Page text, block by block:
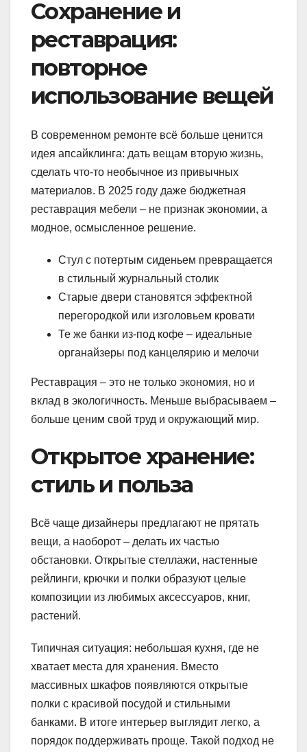
Сохранение и
реставрация:
повторное
использование вещей
В современном ремонте всё больше ценится
идея апсайклинга: дать вещам вторую жизнь,
сделать что-то необычное из привычных
материалов. В 2025 году даже бюджетная
реставрация мебели – не признак экономии, а
модное, осмысленное решение.
Стул с потертым сиденьем превращается
в стильный журнальный столик
Старые двери становятся эффектной
перегородкой или изголовьем кровати
Те же банки из-под кофе – идеальные
органайзеры под канцелярию и мелочи
Реставрация – это не только экономия, но и
вклад в экологичность. Меньше выбрасываем –
больше ценим свой труд и окружающий мир.
Открытое хранение:
стиль и польза
Всё чаще дизайнеры предлагают не прятать
вещи, а наоборот – делать их частью
обстановки. Открытые стеллажи, настенные
рейлинги, крючки и полки образуют целые
композиции из любимых аксессуаров, книг,
растений.
Типичная ситуация: небольшая кухня, где не
хватает места для хранения. Вместо
массивных шкафов появляются открытые
полки с красивой посудой и стильными
банками. В итоге интерьер выглядит легко, а
порядок поддерживать проще. Такой подход не